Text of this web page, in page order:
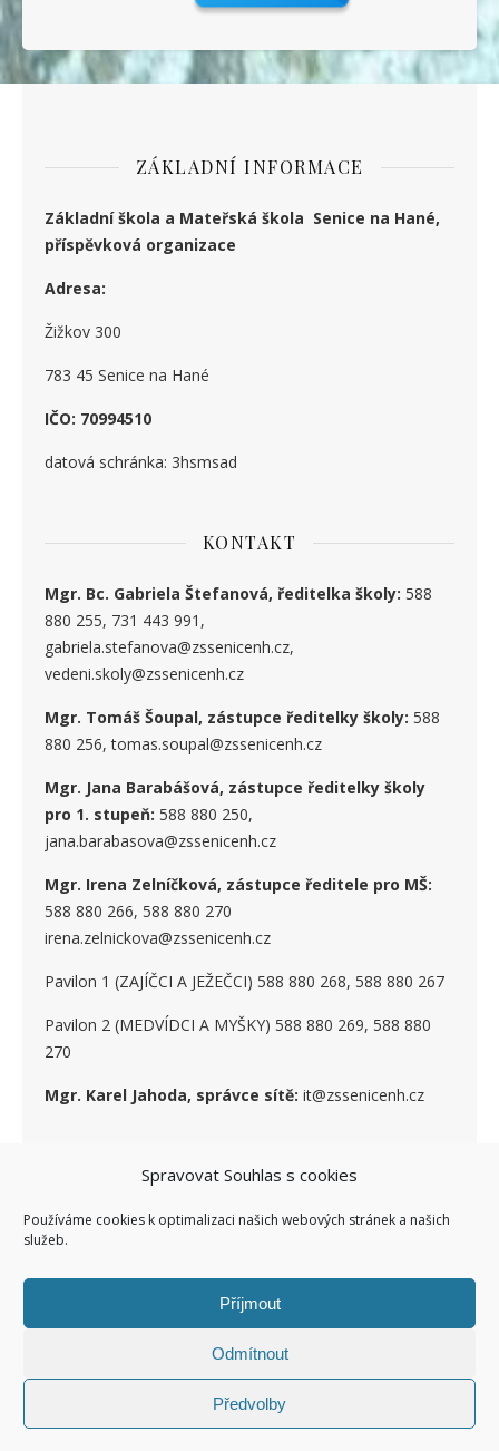
Spravovat Souhlas s cookies
Používáme cookies k optimalizaci našich webových stránek a našich
služeb.
Příjmout
Odmítnout
Předvolby
ZÁKLADNÍ INFORMACE
Základní škola a Mateřská škola Senice na Hané,
příspěvková organizace
Adresa:
Žižkov 300
783 45 Senice na Hané
IČO: 70994510
datová schránka: 3hsmsad
KONTAKT
Mgr. Bc. Gabriela Štefanová, ředitelka školy: 588
880 255, 731 443 991,
gabriela.stefanova@zssenicenh.cz,
vedeni.skoly@zssenicenh.cz
Mgr. Tomáš Šoupal, zástupce ředitelky školy: 588
880 256, tomas.soupal@zssenicenh.cz
Mgr. Jana Barabášová, zástupce ředitelky školy
pro 1. stupeň: 588 880 250,
jana.barabasova@zssenicenh.cz
Mgr. Irena Zelníčková, zástupce ředitele pro MŠ:
588 880 266, 588 880 270
irena.zelnickova@zssenicenh.cz
Pavilon 1 (ZAJÍČCI A JEŽEČCI) 588 880 268, 588 880 267
Pavilon 2 (MEDVÍDCI A MYŠKY) 588 880 269, 588 880
270
Mgr. Karel Jahoda, správce sítě: it@zssenicenh.cz
SOCIÁLNÍ SÍTĚ
WP Royal